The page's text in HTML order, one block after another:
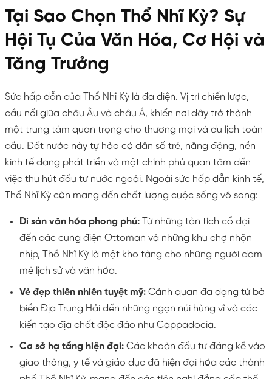
Tại Sao Chọn Thổ Nhĩ Kỳ? Sự
Hội Tụ Của Văn Hóa, Cơ Hội và
Tăng Trưởng
Sức hấp dẫn của Thổ Nhĩ Kỳ là đa diện. Vị trí chiến lược,
cầu nối giữa châu Âu và châu Á, khiến nơi đây trở thành
một trung tâm quan trọng cho thương mại và du lịch toàn
cầu. Đất nước này tự hào có dân số trẻ, năng động, nền
kinh tế đang phát triển và một chính phủ quan tâm đến
việc thu hút đầu tư nước ngoài. Ngoài sức hấp dẫn kinh tế,
Thổ Nhĩ Kỳ còn mang đến chất lượng cuộc sống vô song:
Di sản văn hóa phong phú: Từ những tàn tích cổ đại
đến các cung điện Ottoman và những khu chợ nhộn
nhịp, Thổ Nhĩ Kỳ là một kho tàng cho những người đam
mê lịch sử và văn hóa.
Vẻ đẹp thiên nhiên tuyệt mỹ: Cảnh quan đa dạng từ bờ
biển Địa Trung Hải đến những ngọn núi hùng vĩ và các
kiến tạo địa chất độc đáo như Cappadocia.
Cơ sở hạ tầng hiện đại: Các khoản đầu tư đáng kể vào
giao thông, y tế và giáo dục đã hiện đại hóa các thành